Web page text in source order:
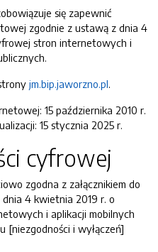
się zapewnić
zgodnie z ustawą z dnia 4
stron internetowych i
jm.bip.jaworzno.pl.
15 października 2010 r.
15 stycznia 2025 r.
cyfrowej
zgodna z załącznikiem do
4 kwietnia 2019 r. o
i aplikacji mobilnych
[niezgodności i wyłączeń]